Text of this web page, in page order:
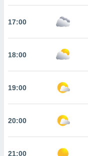
ao
todos os
no
um perfil
17:00
18:00
19:00
20:00
21:00